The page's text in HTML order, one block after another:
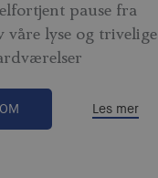
pause fra
våre lyse og trivelige
Les mer